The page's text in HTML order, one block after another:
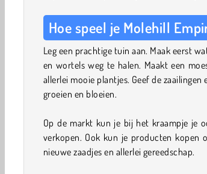
Hoe speel je Molehill
Leg een prachtige tuin aan. Maak eerst
en wortels weg te halen. Maakt een
allerlei mooie plantjes. Geef de
groeien en bloeien.
Op de markt kun je bij het kraampje je
verkopen. Ook kun je producten kopen
nieuwe zaadjes en allerlei gereedschap.